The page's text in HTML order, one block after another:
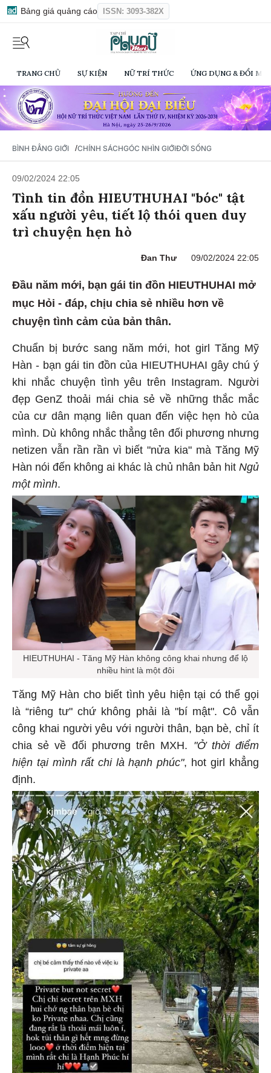
Bảng giá quảng cáo ISSN: 3093-382X
TRANG CHỦ SỰ KIỆN NỮ TRÍ THỨC ỨNG DỤNG & ĐỔI
BÌNH ĐẲNG GIỚI /CHÍNH SÁCHGÓC NHÌN GIỚIĐỜI SỐNG
09/02/2024 22:05
Tình tin đồn HIEUTHUHAI "bóc" tật
xấu người yêu, tiết lộ thói quen duy
trì chuyện hẹn hò
Đan Thư 09/02/2024 22:05
Đầu năm mới, bạn gái tin đồn HIEUTHUHAI mở
mục Hỏi - đáp, chịu chia sẻ nhiều hơn về
chuyện tình cảm của bản thân.
Chuẩn bị bước sang năm mới, hot girl Tăng Mỹ
Hàn - bạn gái tin đồn của HIEUTHUHAI gây chú ý
khi nhắc chuyện tình yêu trên Instagram. Người
đẹp GenZ thoải mái chia sẻ về những thắc mắc
của cư dân mạng liên quan đến việc hẹn hò của
mình. Dù không nhắc thẳng tên đối phương nhưng
netizen vẫn rần rần vì biết "nửa kia" mà Tăng Mỹ
Hàn nói đến không ai khác là chủ nhân bản hit Ngủ
một mình
HIEUTHUHAI - Tăng Mỹ Hàn không công khai nhưng để lộ
nhiều hint là một đôi
Tăng Mỹ Hàn cho biết tình yêu hiện tại có thể gọi
là “riêng tư" chứ không phải là "bí mật". Cô vẫn
công khai người yêu với người thân, bạn bè, chỉ ít
chia sẻ về đối phương trên MXH. "Ở thời điểm
hiện tại mình rất chi là hạnh phúc", hot girl khẳng
định.